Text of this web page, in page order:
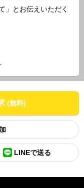
」とお伝えいただく
(無料)
LINEで送る